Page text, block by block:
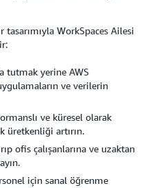
WorkSpaces Ailesi
tutmak yerine AWS
ve verilerin
ve küresel olarak
üretkenliği artırın.
ofis çalışanlarına ve uzaktan
için sanal öğrenme